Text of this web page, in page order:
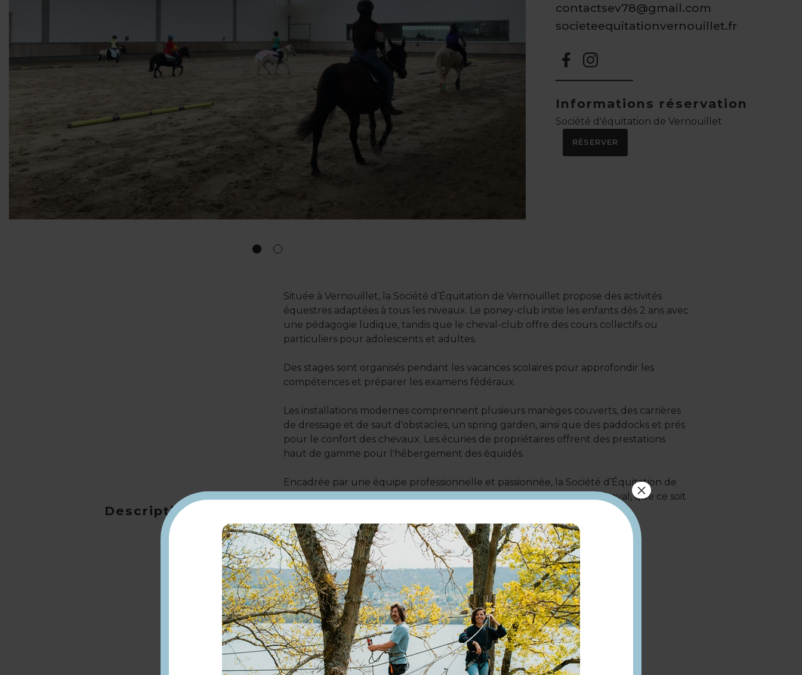
contactsev78@gmail.com
societeequitationvernouillet.fr
Informations réservation
Société d'équitation de Vernouillet
RÉSERVER
Description
Située à Vernouillet, la Société d’Équitation de Vernouillet propose des activités
équestres adaptées à tous les niveaux. Le poney-club initie les enfants dès 2 ans avec
une pédagogie ludique, tandis que le cheval-club offre des cours collectifs ou
particuliers pour adolescents et adultes.
Des stages sont organisés pendant les vacances scolaires pour approfondir les
compétences et préparer les examens fédéraux.
Les installations modernes comprennent plusieurs manèges couverts, des carrières
de dressage et de saut d'obstacles, un spring garden, ainsi que des paddocks et prés
pour le confort des chevaux. Les écuries de propriétaires offrent des prestations
haut de gamme pour l'hébergement des équidés.
Encadrée par une équipe professionnelle et passionnée, la Société d’Équitation de
Vernouillet est l'endroit idéal pour vivre pleinement sa passion du cheval, que ce soit
Le site comprend :
- 68 boxes Rower@Rub : 3,2 x 3,2 m côté écurie de propriétaires
- 18 boxes bois : 3 x 3 m coté club
- 1 grand manège couvert 32 x 66m
- 3 manèges couverts (20 x 40m, 25 x 27m et 15m de diamètre)
- 2 grandes carrières CSO 70 x 75m et 50 x 80m
- 1 carrière mixte 30 x 60m
- 3 carrières de dressage 20 x 60m
- 2 prés & 25 paddocks
×